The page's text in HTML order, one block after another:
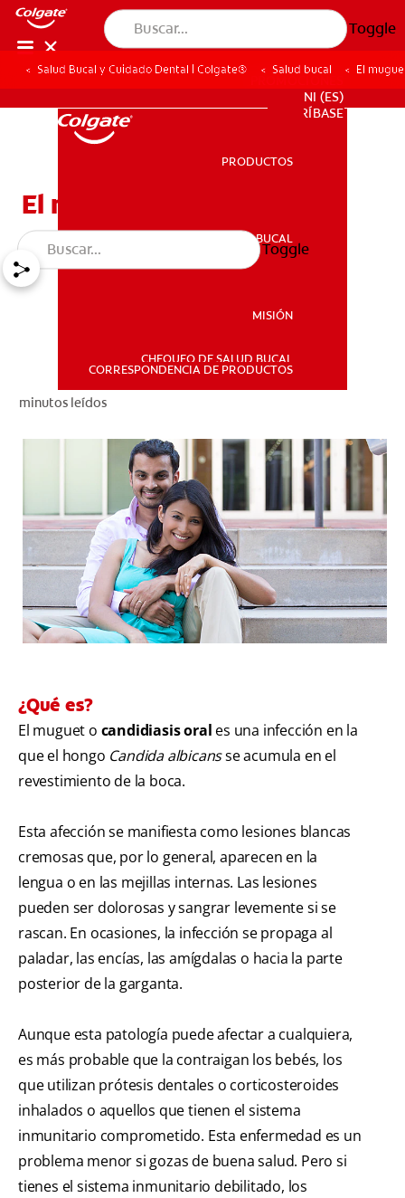
Toggle
SALUD BUCAL
CORRESPONDENCIA DE PRODUCTOS
PROMOCIONES
NI (ES)
SUSCRÍBASE
NI (ES)
SUSCRÍBASE
PRODUCTOS
SALUD BUCAL
MISIÓN
CHEQUEO DE SALUD BUCAL
CORRESPONDENCIA DE PRODUCTOS
Toggle
Salud Bucal y Cuidado Dental | Colgate® Salud bucal El
El muguet
minutos leídos
¿Qué es?
El muguet o candidiasis oral es una infección en la
que el hongo Candida albicansse acumula en el
revestimiento de la boca.
Esta afección se manifiesta como lesiones blancas
cremosas que, por lo general, aparecen en la
lengua o en las mejillas internas. Las lesiones
pueden ser dolorosas y sangrar levemente si se
rascan. En ocasiones, la infección se propaga al
paladar, las encías, las amígdalas o hacia la parte
posterior de la garganta.
Aunque esta patología puede afectar a cualquiera,
es más probable que la contraigan los bebés, los
que utilizan prótesis dentales o corticosteroides
inhalados o aquellos que tienen el sistema
inmunitario comprometido. Esta enfermedad es un
problema menor si gozas de buena salud. Pero si
tienes el sistema inmunitario debilitado, los